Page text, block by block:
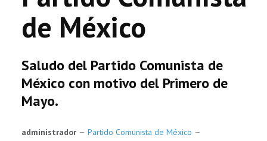
DOCUMENTOS
de México
Saludo del Partido Comunista de
México con motivo del Primero de
Mayo.
administrador
Partido Comunista de México